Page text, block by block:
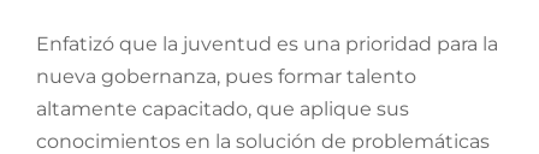
Enfatizó que la juventud es una prioridad para la
nueva gobernanza, pues formar talento
altamente capacitado, que aplique sus
conocimientos en la solución de problemáticas